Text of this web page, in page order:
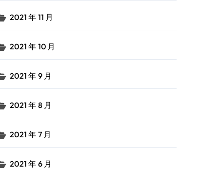
2021 年 11 月
2021 年 10 月
2021 年 9 月
2021 年 8 月
2021 年 7 月
2021 年 6 月